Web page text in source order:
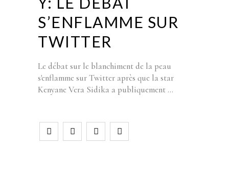
S’ENFLAMME SUR
TWITTER
Le débat sur le blanchiment de la peau
s'enflamme sur Twitter après que la star
Kenyane Vera Sidika a publiquement